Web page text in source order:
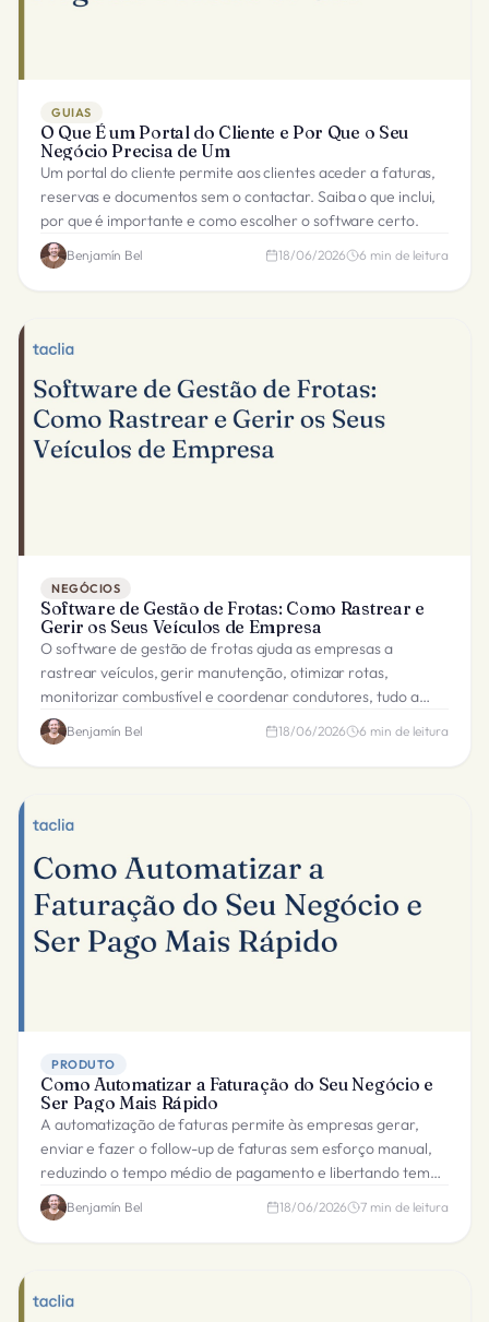
GUIAS
O Que É um Portal do Cliente e Por Que o Seu
Negócio Precisa de Um
Um portal do cliente permite aos clientes aceder a faturas,
reservas e documentos sem o contactar. Saiba o que inclui,
por que é importante e como escolher o software certo.
Benjamín Bel 18/06/2026 6 min de leitura
NEGÓCIOS
Software de Gestão de Frotas: Como Rastrear e
Gerir os Seus Veículos de Empresa
O software de gestão de frotas ajuda as empresas a
rastrear veículos, gerir manutenção, otimizar rotas,
monitorizar combustível e coordenar condutores, tudo a
partir de um único painel.
Benjamín Bel 18/06/2026 6 min de leitura
PRODUTO
Como Automatizar a Faturação do Seu Negócio e
Ser Pago Mais Rápido
A automatização de faturas permite às empresas gerar,
enviar e fazer o follow-up de faturas sem esforço manual,
reduzindo o tempo médio de pagamento e libertando tempo
da equipa para crescimento.
Benjamín Bel 18/06/2026 7 min de leitura